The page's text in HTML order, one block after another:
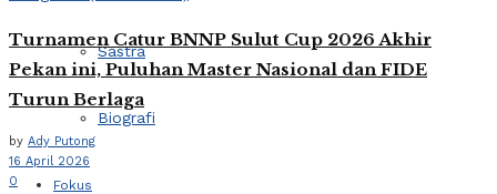
Sastra
Biografi
Fokus
Turnamen Catur BNNP Sulut Cup 2026 Akhir
Pekan ini, Puluhan Master Nasional dan FIDE
Turun Berlaga
by Ady Putong
16 April 2026
0